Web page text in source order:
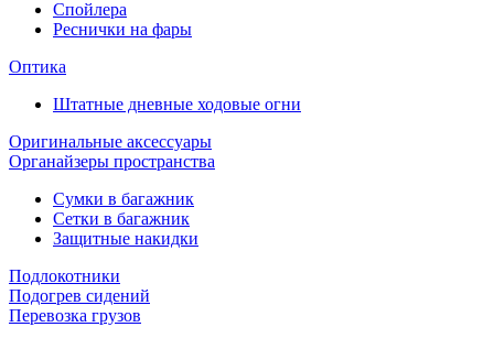
Спойлера
Реснички на фары
Оптика
Штатные дневные ходовые огни
Оригинальные аксессуары
Органайзеры пространства
Сумки в багажник
Сетки в багажник
Защитные накидки
Подлокотники
Подогрев сидений
Перевозка грузов